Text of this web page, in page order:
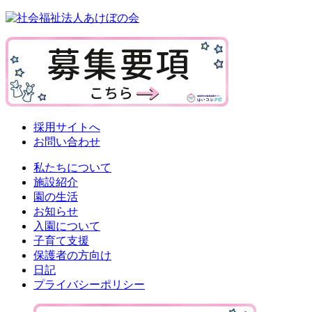
採用サイトへ
お問い合わせ
私たちについて
施設紹介
園の生活
お知らせ
入園について
子育て支援
保護者の方向け
日記
プライバシーポリシー